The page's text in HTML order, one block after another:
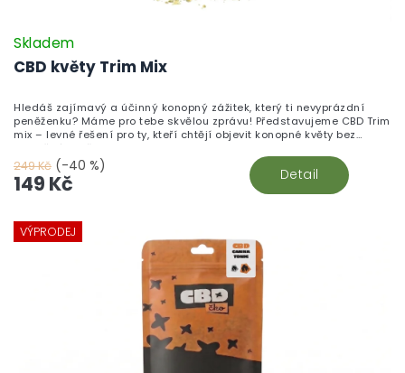
CBD květy Trim Mix
Skladem
249 Kč (-40 %)
149 Kč Detail
Hledáš zajímavý a účinný konopný zážitek, který ti nevyprázdní
peněženku? Máme pro tebe skvělou zprávu! Představujeme CBD Trim
mix – levné řešení pro ty, kteří chtějí objevit konopné květy bez
zbytečného přepychu.
VÝPRODEJ